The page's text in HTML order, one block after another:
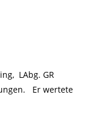
LAbg. GR
Er wertete